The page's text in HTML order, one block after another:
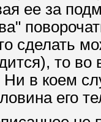
ее за
сделать
то
в коем
его